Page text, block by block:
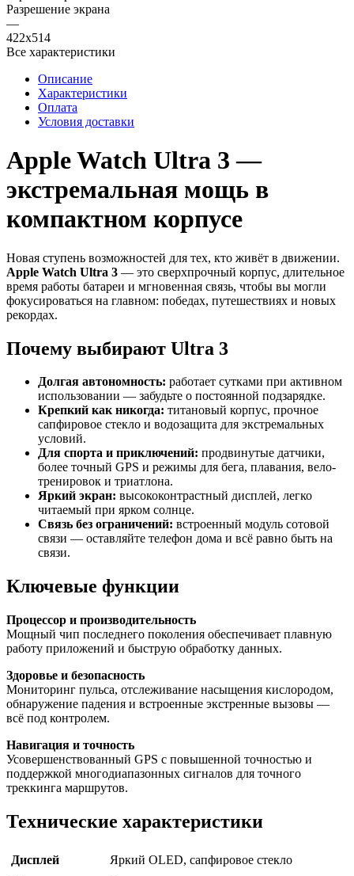
Разрешение экрана
—
422x514
Все характеристики
Описание
Характеристики
Оплата
Условия доставки
Apple Watch Ultra 3 —
экстремальная мощь в
компактном корпусе
Новая ступень возможностей для тех, кто живёт в движении.
Apple Watch Ultra 3 — это сверхпрочный корпус, длительное
время работы батареи и мгновенная связь, чтобы вы могли
фокусироваться на главном: победах, путешествиях и новых
рекордах.
Почему выбирают Ultra 3
Долгая автономность: работает сутками при активном
использовании — забудьте о постоянной подзарядке.
Крепкий как никогда: титановый корпус, прочное
сапфировое стекло и водозащита для экстремальных
условий.
Для спорта и приключений: продвинутые датчики,
более точный GPS и режимы для бега, плавания, вело-
тренировок и триатлона.
Яркий экран: высококонтрастный дисплей, легко
читаемый при ярком солнце.
Связь без ограничений: встроенный модуль сотовой
связи — оставляйте телефон дома и всё равно быть на
связи.
Ключевые функции
Процессор и производительность
Мощный чип последнего поколения обеспечивает плавную
работу приложений и быструю обработку данных.
Здоровье и безопасность
Мониторинг пульса, отслеживание насыщения кислородом,
обнаружение падения и встроенные экстренные вызовы —
всё под контролем.
Навигация и точность
Усовершенствованный GPS с повышенной точностью и
поддержкой многодиапазонных сигналов для точного
треккинга маршрутов.
Технические характеристики
Дисплей
Яркий OLED, сапфировое стекло